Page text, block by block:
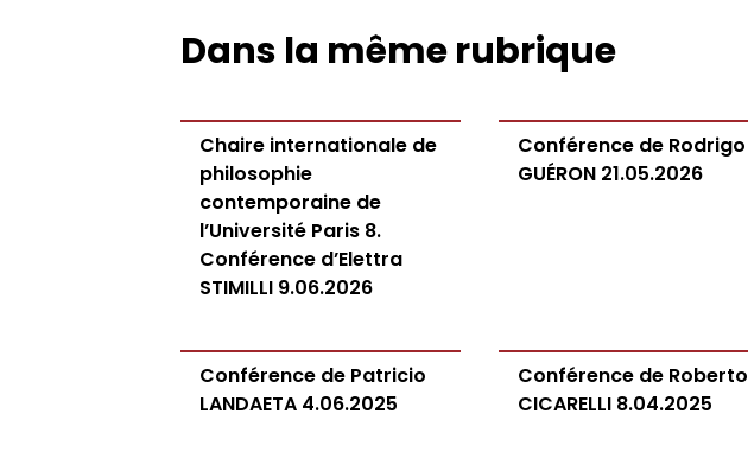
Dans la même rubrique
Chaire internationale de
philosophie
contemporaine de
l’Université Paris 8.
Conférence d’Elettra
STIMILLI 9.06.2026
Conférence de Rodrigo
GUÉRON 21.05.2026
Conférence de Patricio
LANDAETA 4.06.2025
Conférence de Roberto
CICARELLI 8.04.2025